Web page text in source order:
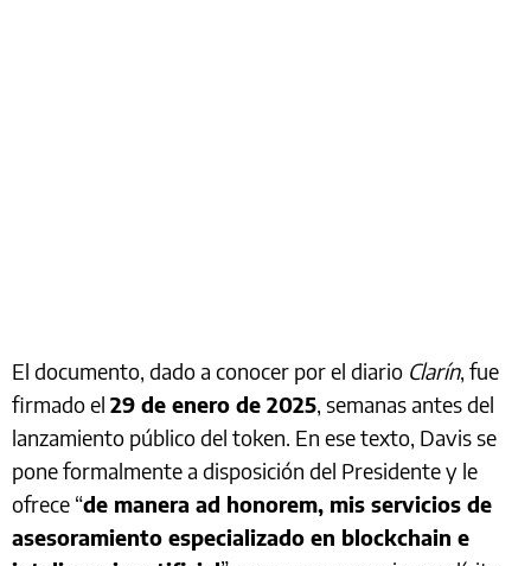
El documento, dado a conocer por el diario Clarín, fue
firmado el 29 de enero de 2025, semanas antes del
lanzamiento público del token. En ese texto, Davis se
pone formalmente a disposición del Presidente y le
ofrece “de manera ad honorem, mis servicios de
asesoramiento especializado en blockchain e